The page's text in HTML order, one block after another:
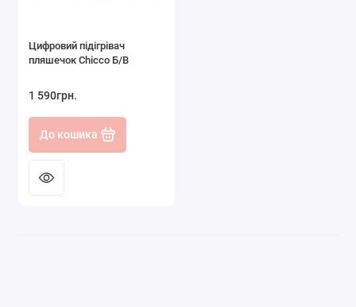
Цифровий підігрівач
пляшечок Chicco Б/В
1 590грн.
До кошика